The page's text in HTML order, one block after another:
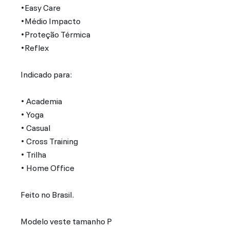
•Easy Care
•Médio Impacto
•Proteção Térmica
•Reflex
Indicado para:
• Academia
• Yoga
• Casual
• Cross Training
• Trilha
• Home Office
Feito no Brasil.
Modelo veste tamanho P